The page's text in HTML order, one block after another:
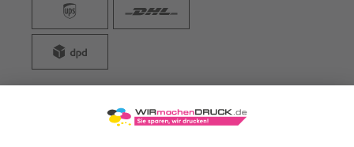
WIRmachenDRUCK GmbH